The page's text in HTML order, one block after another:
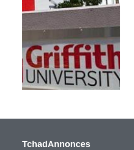
TchadAnnonces